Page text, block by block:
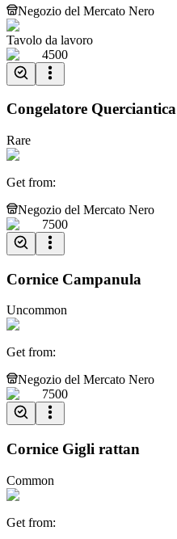
Negozio del Mercato Nero
Tavolo da lavoro
4500
Congelatore Querciantica
Rare
Get from:
Negozio del Mercato Nero
7500
Cornice Campanula
Uncommon
Get from:
Negozio del Mercato Nero
7500
Cornice Gigli rattan
Common
Get from: